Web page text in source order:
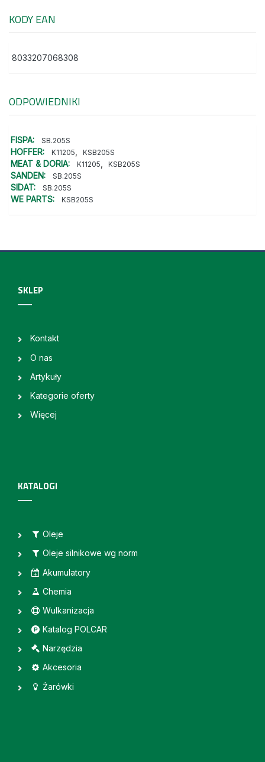
KODY EAN
8033207068308
ODPOWIEDNIKI
FISPA: SB.205S
HOFFER: K11205 KSB205S
MEAT & DORIA: K11205 KSB205S
SANDEN: SB.205S
SIDAT: SB.205S
WE PARTS: KSB205S
SKLEP
Kontakt
O nas
Artykuły
Kategorie oferty
Więcej
KATALOGI
Oleje
Oleje silnikowe wg norm
Akumulatory
Chemia
Wulkanizacja
Katalog POLCAR
Narzędzia
Akcesoria
Żarówki